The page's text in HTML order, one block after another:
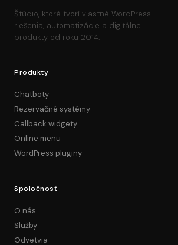
Štúdio, ktoré tvorí vlastné WordPress
riešenia, automatizácie a digitálne
produkty od roku 2014.
Produkty
Chatboty
Rezervačné systémy
Callback widgety
Online menu
WordPress pluginy
Spoločnosť
O nás
Služby
Odvetvia